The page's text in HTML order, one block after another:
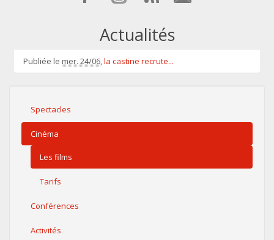
Actualités
Publiée le mer. 24/06,la castine recrute...
Spectacles
Cinéma
Les films
Tarifs
Conférences
Activités